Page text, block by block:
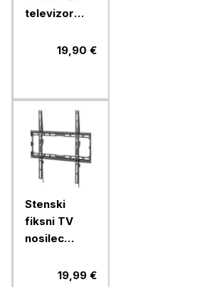
televizor
popolnim19,90 €
Stenski
fiksni TV
nosilec
MANHATTAN,
19,99 €